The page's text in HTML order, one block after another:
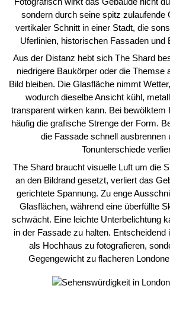
sondern durch seine spitz zulaufende
vertikaler Schnitt in einer Stadt, die
Uferlinien, historischen Fassaden und
Aus der Distanz hebt sich The Shard
niedrigere Baukörper oder die Themse
Bild bleiben. Die Glasfläche nimmt
wodurch dieselbe Ansicht kühl,
transparent wirken kann. Bei
häufig die grafische Strenge der Form.
die Fassade schnell ausbrennen
Tonunterschiede
The Shard braucht visuelle Luft um die
an den Bildrand gesetzt, verliert das
gerichtete Spannung. Zu enge
Glasflächen, während eine überfüllte
schwächt. Eine leichte Unterbelichtung
in der Fassade zu halten. Entscheidend
als Hochhaus zu fotografieren,
Gegengewicht zu flacheren